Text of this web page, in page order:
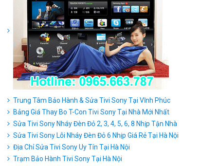
Trung Tâm Bảo Hành & Sửa Tivi Sony Tại Vĩnh Phúc
Bảng Giá Thay Bo T-Con Tivi Sony Tại Nhà Mới Nhất
Sửa Tivi Sony Nháy Đèn Đỏ 2, 3, 4, 5, 6, 8 Nhịp Tận Nhà
Sửa Tivi Sony Lỗi Nháy Đèn Đỏ 6 Nhịp Giá Rẻ Tại Hà Nội
Địa Chỉ Sửa Tivi Sony Uy Tín Tại Hà Nội
Trạm Bảo Hành Tivi Sony Tại Hà Nội